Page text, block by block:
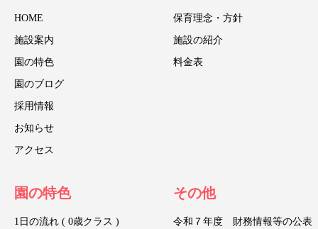
HOME
施設案内
園の特色
園のブログ
採用情報
お知らせ
アクセス
保育理念・方針
施設の紹介
料金表
園の特色
1日の流れ ( 0歳クラス )
その他
令和７年度 財務情報等の公表